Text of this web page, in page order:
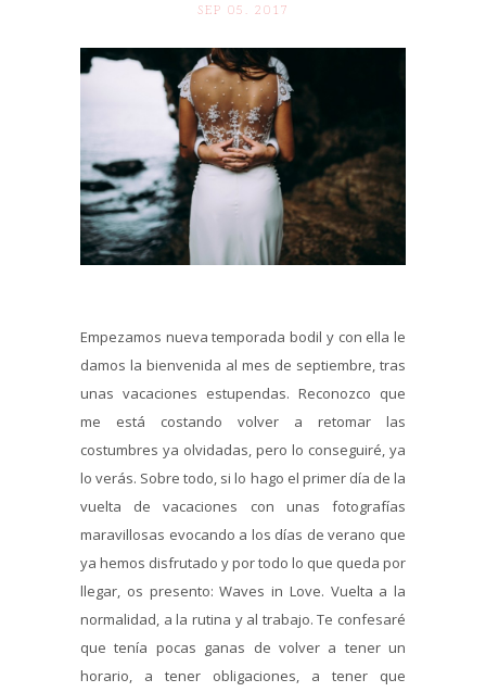
SEP 05. 2017
Empezamos nueva temporada bodil y con ella le
damos la bienvenida al mes de septiembre, tras
unas vacaciones estupendas. Reconozco que
me está costando volver a retomar las
costumbres ya olvidadas, pero lo conseguiré, ya
lo verás. Sobre todo, si lo hago el primer día de la
vuelta de vacaciones con unas fotografías
maravillosas evocando a los días de verano que
ya hemos disfrutado y por todo lo que queda por
llegar, os presento: Waves in Love. Vuelta a la
normalidad, a la rutina y al trabajo. Te confesaré
que tenía pocas ganas de volver a tener un
horario, a tener obligaciones, a tener que